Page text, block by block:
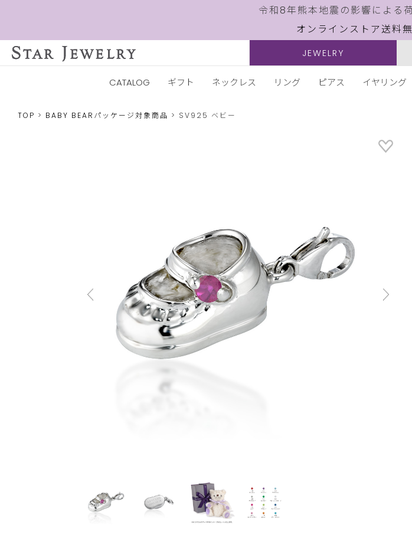
令和8年熊本地震の影響による
オンラインストア送料
JEWELRY
CATALOG ギフト ネックレス リング ピアス イヤリング
TOP BABY BEARパッケージ対象商品 SV925 ベビー